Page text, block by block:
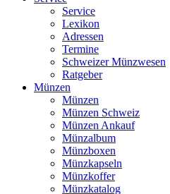
Service
Lexikon
Adressen
Termine
Schweizer Münzwesen
Ratgeber
Münzen
Münzen
Münzen Schweiz
Münzen Ankauf
Münzalbum
Münzboxen
Münzkapseln
Münzkoffer
Münzkatalog